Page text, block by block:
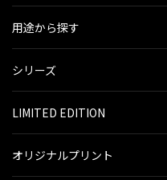
用途から探す
シリーズ
LIMITED EDITION
オリジナルプリント